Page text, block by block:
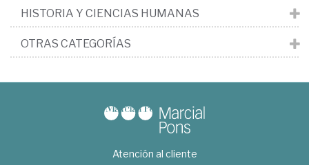
HISTORIA Y CIENCIAS HUMANAS
OTRAS CATEGORÍAS
Atención al cliente